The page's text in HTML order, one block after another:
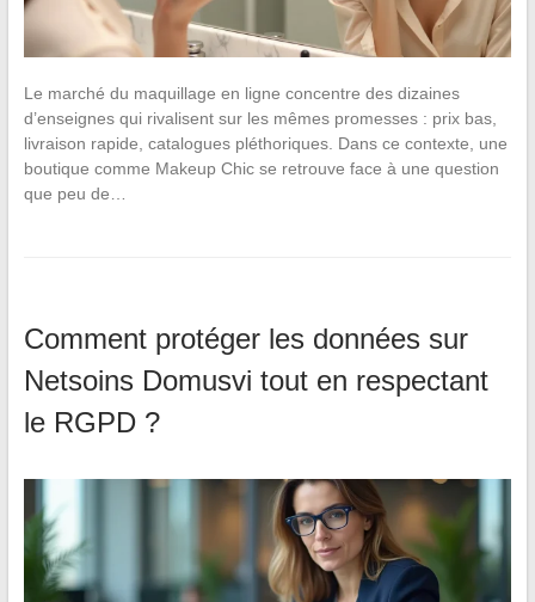
Le marché du maquillage en ligne concentre des dizaines
d’enseignes qui rivalisent sur les mêmes promesses : prix bas,
livraison rapide, catalogues pléthoriques. Dans ce contexte, une
boutique comme Makeup Chic se retrouve face à une question
que peu de…
Comment protéger les données sur
Netsoins Domusvi tout en respectant
le RGPD ?